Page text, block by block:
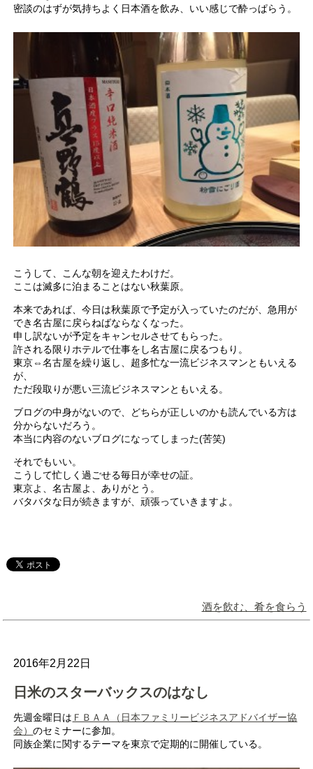
密談のはずが気持ちよく日本酒を飲み、いい感じで酔っぱらう。
こうして、こんな朝を迎えたわけだ。
ここは滅多に泊まることはない秋葉原。
本来であれば、今日は秋葉原で予定が入っていたのだが、急用が
でき名古屋に戻らねばならなくなった。
申し訳ないが予定をキャンセルさせてもらった。
許される限りホテルで仕事をし名古屋に戻るつもり。
東京⇔名古屋を繰り返し、超多忙な一流ビジネスマンともいえる
が、
ただ段取りが悪い三流ビジネスマンともいえる。
ブログの中身がないので、どちらが正しいのかも読んでいる方は
分からないだろう。
本当に内容のないブログになってしまった(苦笑)
それでもいい。
こうして忙しく過ごせる毎日が幸せの証。
東京よ、名古屋よ、ありがとう。
バタバタな日が続きますが、頑張っていきますよ。
酒を飲む、肴を食らう
2016年2月22日
日米のスターバックスのはなし
先週金曜日は ＦＢＡＡ（日本ファミリービジネスアドバイザー協
会）のセミナーに参加。
同族企業に関するテーマを東京で定期的に開催している。